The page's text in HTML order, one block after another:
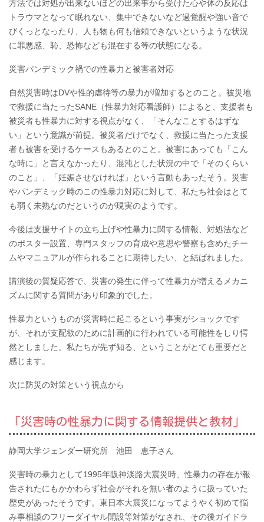
方法では対処が出来ないほどの出来事から受けた心や体の反応は
トラウマとなって眠れない、集中できないなど過覚醒や強い音で
びくっとなったり、人も物も何も信頼できないというような状況
に罪悪感、恥、恐怖なども混在する等の状態になる。
災害パンデミック禍での性暴力と被害者対応
自然災害時はDVや性的虐待等の暴力が増加するとのこと。被災地
で救援に当たったSANE（性暴力対応看護師）によると、支援者も
被災者も性暴力に対する視点がなく、「そんなことするはずな
い」という意識が前提。被災者だけでなく、救援に当たった支援
者も被害を受けるケースもあるとのこと。被害にあっても「こん
な時に」と言えなかったり、混沌とした状況の中で「そのくらい
のこと」、「妊娠させなければ」という言動もあったそう。災害
やパンデミック時のこの性暴力対応に対して、私たち社会はとて
も弱く未熟なのだというのが現実のようです。
今後は支援サイトの立ち上げや性暴力に関する情報、対処法など
のポスター設置、専門スタッフの育成や意思や警察も含めたチー
ムやマニュアルが作られることに期待したい、と結ばれました。
講演後の質疑応答で、災害の発生に伴って性暴力が増えるメカニ
ズムに関する質問があり印象的でした。
性暴力というものが災害時に起こるという事実がショックです
が、それが支配欲のために計画的に行われている可能性をしり愕
然としました。私たちが先ず知る、ということがとても重要だと
感じます。
次に防災の対策という視点から
「災害時の性暴力に関する情報提供と教材」
静岡大学ジェンダー研究所 池田 恵子さん
災害時の暴力として1995年阪神淡路大震災時、性暴力の存在が報
告されたにもかかわらず社会がそれを無い者のように扱っていた
歴史があったそうです。東日本大震災になってようやく初めて悩
み事相談のフリーダイヤル開設等対策がなされ、その後ガイドラ